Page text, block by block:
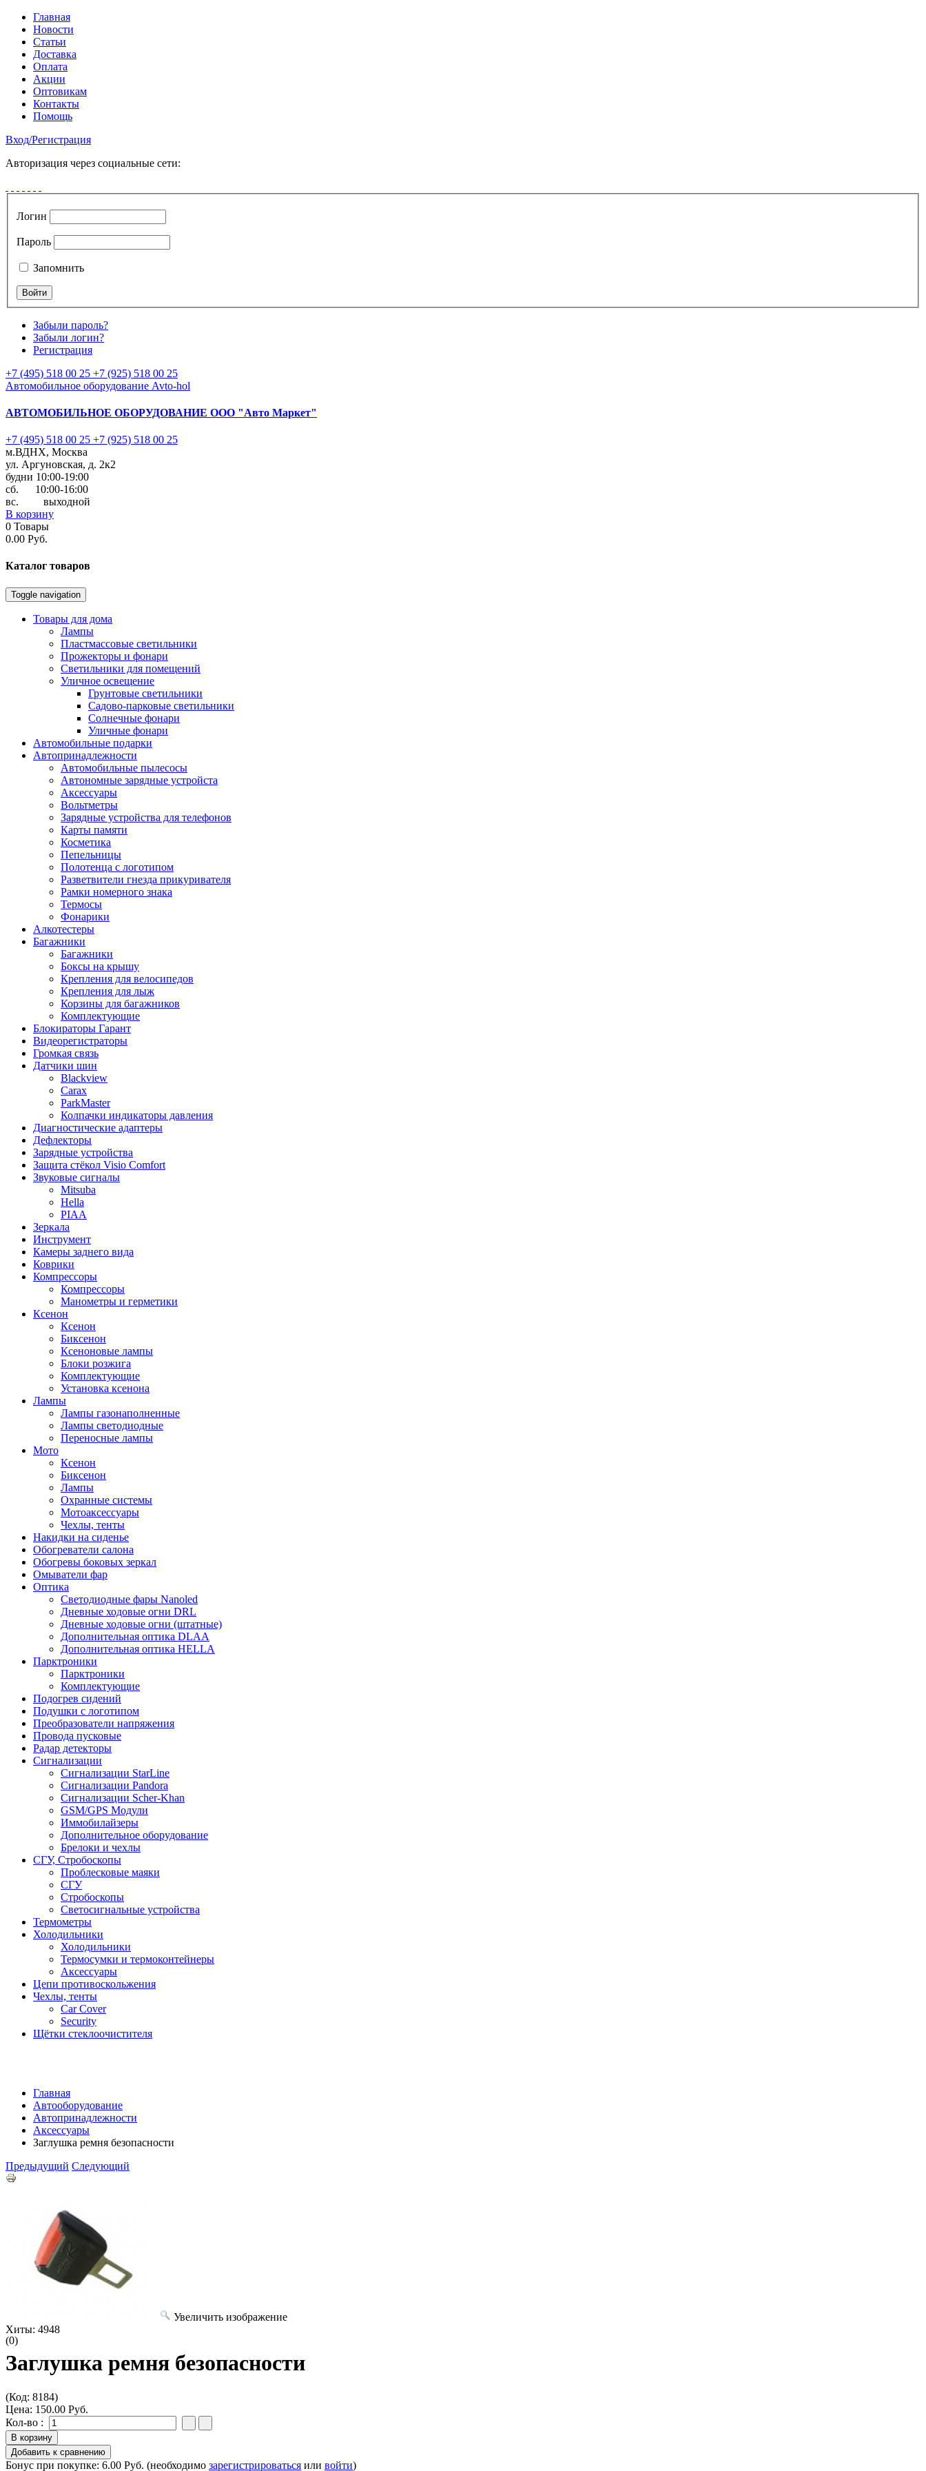
Главная
Новости
Статьи
Доставка
Оплата
Акции
Оптовикам
Контакты
Помощь
Вход/Регистрация
Авторизация через социальные сети:
Логин
Пароль
Запомнить
Забыли пароль?
Забыли логин?
Регистрация
+7 (495) 518 00 25 +7 (925) 518 00 25
Автомобильное оборудование Avto-hol
АВТОМОБИЛЬНОЕ ОБОРУДОВАНИЕ ООО "Авто Маркет"
+7 (495) 518 00 25 +7 (925) 518 00 25
м.ВДНХ, Москва
ул. Аргуновская, д. 2к2
будни 10:00-19:00
cб. 10:00-16:00
вс. выходной
В корзину
0 Товары
0.00 Руб.
Каталог товаров
Toggle navigation
Товары для дома
Лампы
Пластмассовые светильники
Прожекторы и фонари
Светильники для помещений
Уличное освещение
Грунтовые светильники
Садово-парковые светильники
Солнечные фонари
Уличные фонари
Автомобильные подарки
Автопринадлежности
Автомобильные пылесосы
Автономные зарядные устройста
Аксессуары
Вольтметры
Зарядные устройства для телефонов
Карты памяти
Косметика
Пепельницы
Полотенца с логотипом
Разветвители гнезда прикуривателя
Рамки номерного знака
Термосы
Фонарики
Алкотестеры
Багажники
Багажники
Боксы на крышу
Крепления для велосипедов
Крепления для лыж
Корзины для багажников
Комплектующие
Блокираторы Гарант
Видеорегистраторы
Громкая связь
Датчики шин
Blackview
Carax
ParkMaster
Колпачки индикаторы давления
Диагностические адаптеры
Дефлекторы
Зарядные устройства
Защита стёкол Visio Comfort
Звуковые сигналы
Mitsuba
Hella
PIAA
Зеркала
Инструмент
Камеры заднего вида
Коврики
Компрессоры
Компрессоры
Манометры и герметики
Ксенон
Ксенон
Биксенон
Ксеноновые лампы
Блоки розжига
Комплектующие
Установка ксенона
Лампы
Лампы газонаполненные
Лампы светодиодные
Переносные лампы
Мото
Ксенон
Биксенон
Лампы
Охранные системы
Мотоаксессуары
Чехлы, тенты
Накидки на сиденье
Обогреватели салона
Обогревы боковых зеркал
Омыватели фар
Оптика
Светодиодные фары Nanoled
Дневные ходовые огни DRL
Дневные ходовые огни (штатные)
Дополнительная оптика DLAA
Дополнительная оптика HELLA
Парктроники
Парктроники
Комплектующие
Подогрев сидений
Подушки с логотипом
Преобразователи напряжения
Провода пусковые
Радар детекторы
Сигнализации
Сигнализации StarLine
Сигнализации Pandora
Сигнализации Scher-Khan
GSM/GPS Модули
Иммобилайзеры
Дополнительное оборудование
Брелоки и чехлы
СГУ, Стробоскопы
Проблесковые маяки
СГУ
Стробоскопы
Светосигнальные устройства
Термометры
Холодильники
Холодильники
Термосумки и термоконтейнеры
Аксессуары
Цепи противоскольжения
Чехлы, тенты
Car Cover
Security
Щётки стеклоочистителя
Главная
Автооборудование
Автопринадлежности
Аксессуары
Заглушка ремня безопасности
Предыдущий Следующий
Увеличить изображение
Хиты: 4948
(0)
Заглушка ремня безопасности
(Код: 8184)
Цена: 150.00 Руб.
Кол-во :
Бонус при покупке: 6.00 Руб. (необходимо зарегистрироваться или войти)